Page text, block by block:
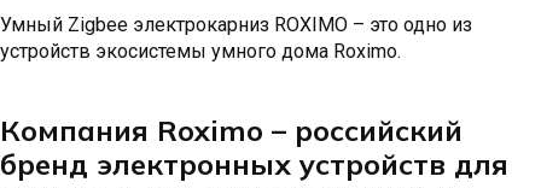
Умный Zigbee электрокарниз ROXIMO – это одно из
устройств экосистемы умного дома Roximo.
Компания Roximo – российский
бренд электронных устройств для